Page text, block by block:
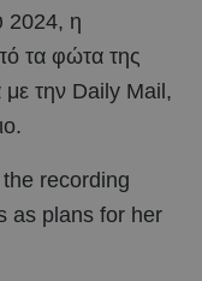
2024, η
τα φώτα της
την Daily Mail,
recording
as plans for her